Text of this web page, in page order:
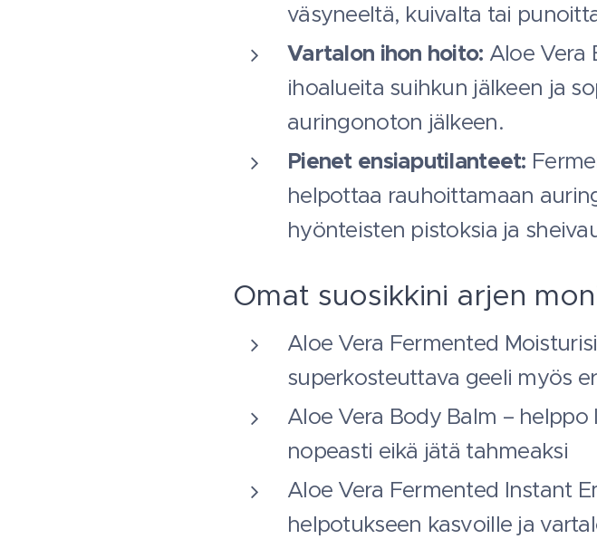
väsyneeltä, kuivalta tai
Vartalon ihon hoito: Aloe Vera
ihoalueita suihkun jälkeen ja
auringonoton jälkeen.
Pienet ensiaputilanteet:
helpottaa rauhoittamaan
hyönteisten pistoksia ja
Omat suosikkini arjen
Aloe Vera Fermented
superkosteuttava geeli myös
Aloe Vera Body Balm –
nopeasti eikä jätä tahmeaksi
Aloe Vera Fermented Instant
helpotukseen kasvoille ja